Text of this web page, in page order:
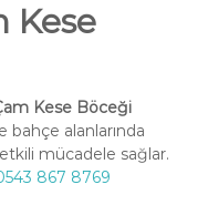
Kese
Kese Böceği
alanlarında
mücadele sağlar.
867 8769